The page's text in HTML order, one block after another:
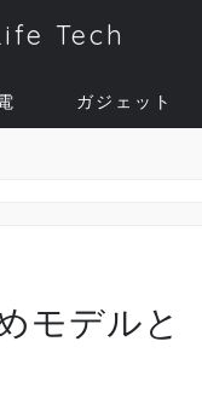
Tech
ガジェット
モデルと